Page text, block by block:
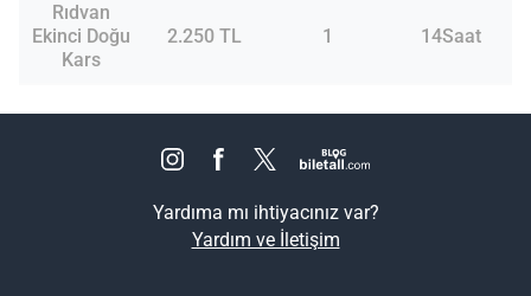
Rıdvan
Ekinci Doğu
Kars
2.250 TL 1 14Saat
Yardıma mı ihtiyacınız var?
Yardım ve İletişim